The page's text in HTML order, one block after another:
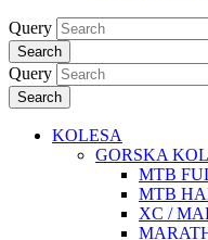
Query
Search
Query
Search
KOLESA
GORSKA
MTB
MTB
XC /